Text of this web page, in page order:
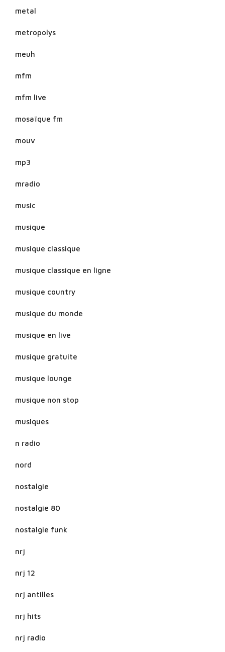
metal
metropolys
meuh
mfm
mfm live
mosaïque fm
mouv
mp3
mradio
music
musique
musique classique
musique classique en ligne
musique country
musique du monde
musique en live
musique gratuite
musique lounge
musique non stop
musiques
n radio
nord
nostalgie
nostalgie 80
nostalgie funk
nrj
nrj 12
nrj antilles
nrj hits
nrj radio